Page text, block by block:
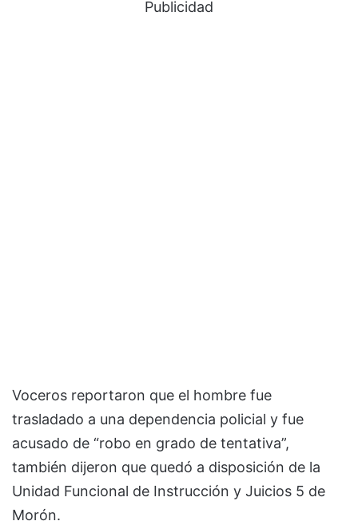
Publicidad
Voceros reportaron que el hombre fue
trasladado a una dependencia policial y fue
acusado de “robo en grado de tentativa”,
también dijeron que quedó a disposición de la
Unidad Funcional de Instrucción y Juicios 5 de
Morón.